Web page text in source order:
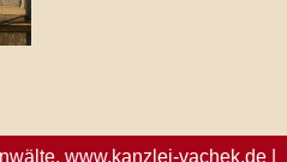
www.kanzlei-vachek.de|